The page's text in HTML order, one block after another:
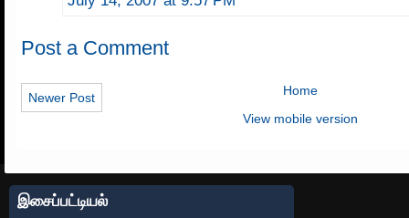
Post a Comment
Newer Post
Home
View mobile version
இசைப்பட்டியல்